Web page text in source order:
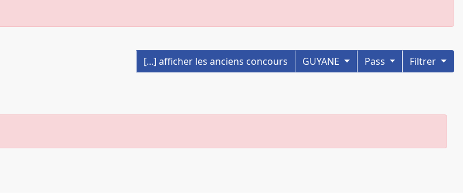
[...] afficher les anciens concours GUYANE Pass Filtrer